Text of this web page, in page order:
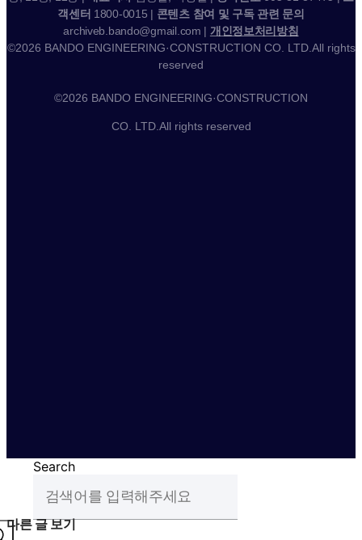
객센터 1800-0015 | 콘텐츠 참여 및 구독 관련 문의
archiveb.bando@gmail.com | 개인정보처리방침
©2026 BANDO ENGINEERING·CONSTRUCTION CO. LTD.All rights
reserved
©2026 BANDO ENGINEERING·CONSTRUCTION
CO. LTD.All rights reserved
Search
다른 글 보기